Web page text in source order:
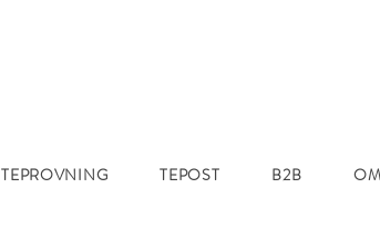
TEPROVNING TEPOST B2B